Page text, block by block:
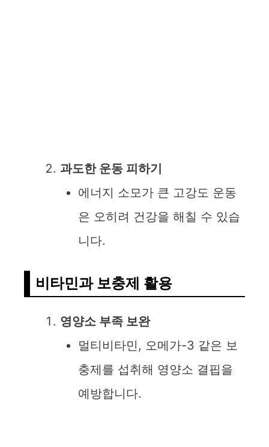
과도한 운동 피하기
에너지 소모가 큰 고강도 운동
은 오히려 건강을 해칠 수 있습
니다.
비타민과 보충제 활용
영양소 부족 보완
멀티비타민, 오메가-3 같은 보
충제를 섭취해 영양소 결핍을
예방합니다.